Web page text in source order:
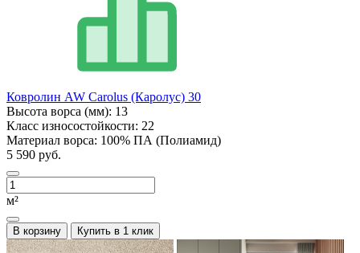
Ковролин AW Carolus (Каролус) 30
Высота ворса (мм): 13
Класс износостойкости: 22
Материал ворса: 100% ПА (Полиамид)
5 590 руб.
м²
В корзину Купить в 1 клик